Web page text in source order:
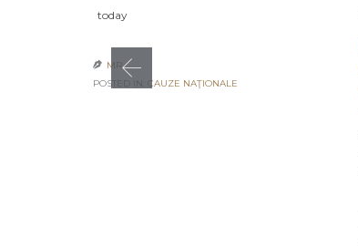
today
 MR
POSTED IN: CAUZE NAŢIONALE